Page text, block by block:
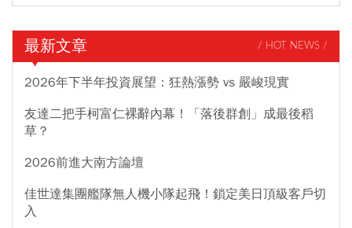
最新文章 / HOT NEWS /
2026年下半年投資展望：狂熱漲勢 vs 嚴峻現實
友達二把手柯富仁裸辭內幕！「落後群創」成最後稻
草？
2026前進大南方論壇
佳世達集團艦隊無人機小隊起飛！鎖定美日頂級客戶切
入